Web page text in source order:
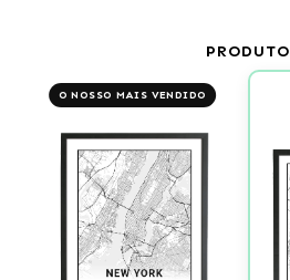
PRODUTO
O NOSSO MAIS VENDIDO